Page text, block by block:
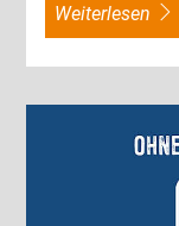
weiterlesen